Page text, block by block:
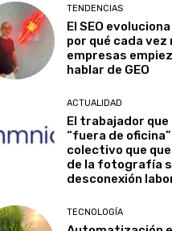
TENDENCIAS
El SEO
por qué cada vez
empresas
hablar de GEO
ACTUALIDAD
El trabajador que
“fuera de
colectivo que
de la fotografía
desconexión
TECNOLOGÍA